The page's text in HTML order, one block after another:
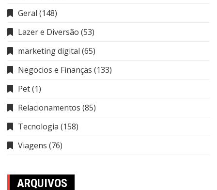
Geral (148)
Lazer e Diversão (53)
marketing digital (65)
Negocios e Finanças (133)
Pet(1)
Relacionamentos (85)
Tecnologia (158)
Viagens (76)
ARQUIVOS